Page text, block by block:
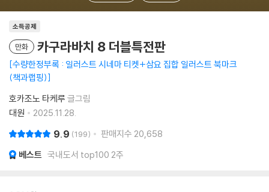
소득공제
만화 카구라바치 8 더블특전판
수량한정부록 : 일러스트 시네마 티켓+삼요 집합 일러스트 북마크
(책과랩핑)
호카조노 타케루 글그림
대원
2025.11.28.
9.9 199 판매지수 20,658
베스트 국내도서 top100 2주